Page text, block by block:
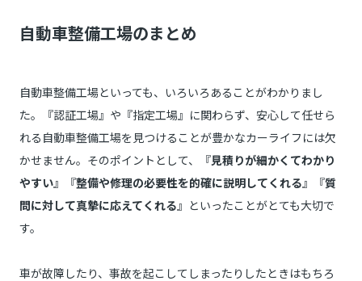
自動車整備工場のまとめ
自動車整備工場といっても、いろいろあることがわかりまし
た。『認証工場』や『指定工場』に関わらず、安心して任せら
れる自動車整備工場を見つけることが豊かなカーライフには欠
かせません。そのポイントとして、『見積りが細かくてわかり
やすい』『整備や修理の必要性を的確に説明してくれる 』『質
問に対して真摯に応えてくれる 』といったことがとても大切で
す。
車が故障したり、事故を起こしてしまったりしたときはもちろ